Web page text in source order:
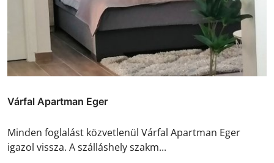
Várfal Apartman Eger
Minden foglalást közvetlenül Várfal Apartman Eger
igazol vissza. A szálláshely szakm...